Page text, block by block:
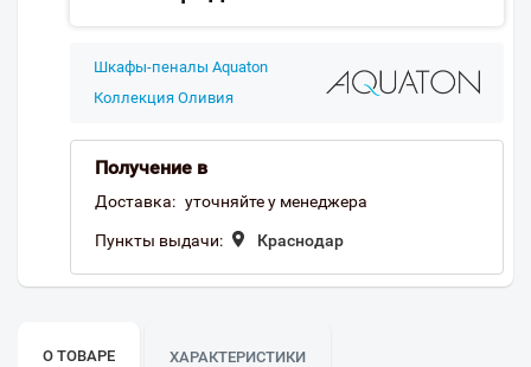
Шкафы-пеналы Aquaton
Коллекция Оливия
Получение в
Доставка: уточняйте у менеджера
Пункты выдачи: Краснодар
О ТОВАРЕ ХАРАКТЕРИСТИКИ